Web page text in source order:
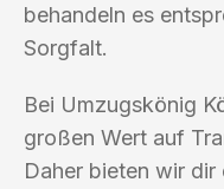
behandeln es
Sorgfalt.
Bei Umzugskönig
großen Wert auf
Daher bieten wir